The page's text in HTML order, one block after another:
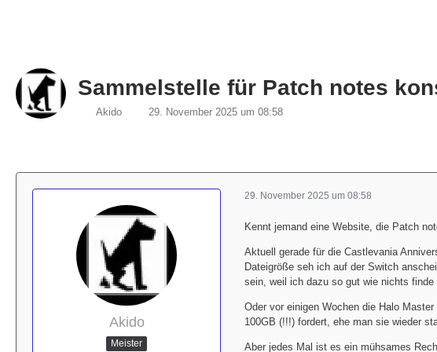
Sammelstelle für Patch notes
Akido 29. November 2025 um 08:58
Akido
Meister
29. November 2025 um 08:58
Kennt jemand eine Website, die Patch
Aktuell gerade für die Castlevania
Dateigröße seh ich auf der Switch
sein, weil ich dazu so gut wie nichts
Oder vor einigen Wochen die Halo
100GB (!!!) fordert, ehe man sie wieder
Aber jedes Mal ist es ein mühsames